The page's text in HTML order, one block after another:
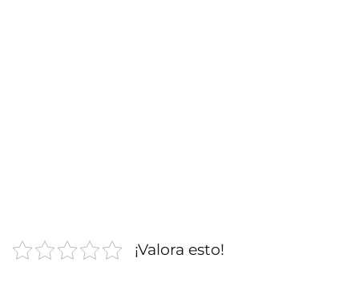
¡Valora esto!